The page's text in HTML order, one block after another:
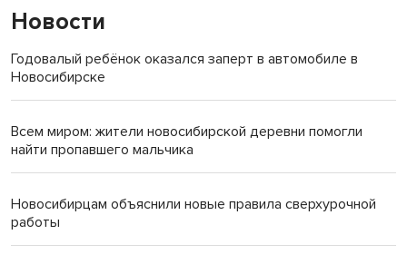
Новости
Годовалый ребёнок оказался заперт в автомобиле в
Новосибирске
Всем миром: жители новосибирской деревни помогли
найти пропавшего мальчика
Новосибирцам объяснили новые правила сверхурочной
работы